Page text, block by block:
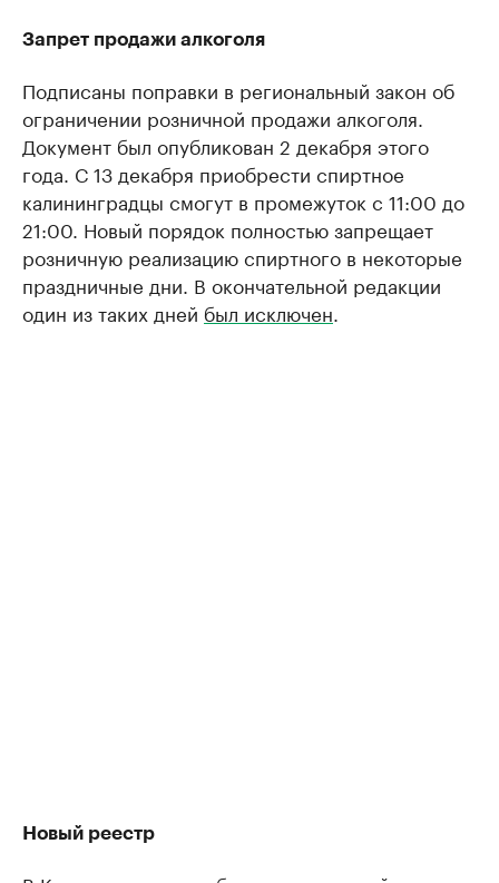
Запрет продажи алкоголя
Подписаны поправки в региональный закон об
ограничении розничной продажи алкоголя.
Документ был опубликован 2 декабря этого
года. С 13 декабря приобрести спиртное
калининградцы смогут в промежуток с 11:00 до
21:00. Новый порядок полностью запрещает
розничную реализацию спиртного в некоторые
праздничные дни. В окончательной редакции
один из таких дней был исключен
Новый реестр